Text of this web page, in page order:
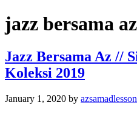
jazz bersama az
Jazz Bersama Az //
Koleksi 2019
January 1, 2020 by